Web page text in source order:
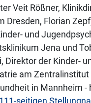
Veit Rößner,
Dresden, Florian
und
Jena und
Direktor der Kinder-
am Zentralinstitut
in Mannheim -
seitigen